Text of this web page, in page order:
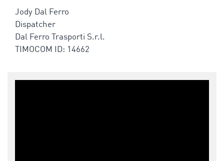
Jody Dal Ferro
Dispatcher
Dal Ferro Trasporti S.r.l.
TIMOCOM ID: 14662